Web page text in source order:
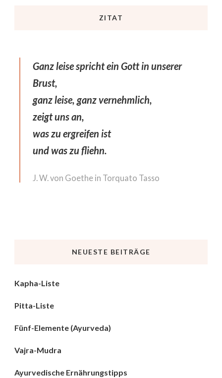
ZITAT
Ganz leise spricht ein Gott in unserer
Brust,
ganz leise, ganz vernehmlich,
zeigt uns an,
was zu ergreifen ist
und was zu fliehn.
J. W. von Goethe in Torquato Tasso
NEUESTE BEITRÄGE
Kapha-Liste
Pitta-Liste
Fünf-Elemente (Ayurveda)
Vajra-Mudra
Ayurvedische Ernährungstipps